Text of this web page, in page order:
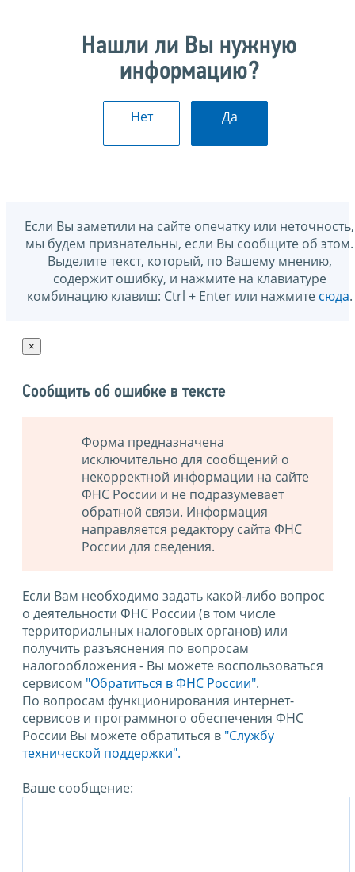
Нашли ли Вы нужную
информацию?
Нет Да
Если Вы заметили на сайте опечатку или неточность,
мы будем признательны, если Вы сообщите об этом.
Выделите текст, который, по Вашему мнению,
содержит ошибку, и нажмите на клавиатуре
комбинацию клавиш: Ctrl + Enter или нажмите сюда.
×
Сообщить об ошибке в тексте
Форма предназначена
исключительно для сообщений о
некорректной информации на сайте
ФНС России и не подразумевает
обратной связи. Информация
направляется редактору сайта ФНС
России для сведения.
Если Вам необходимо задать какой-либо вопрос
о деятельности ФНС России (в том числе
территориальных налоговых органов) или
получить разъяснения по вопросам
налогообложения - Вы можете воспользоваться
сервисом "Обратиться в ФНС России".
По вопросам функционирования интернет-
сервисов и программного обеспечения ФНС
России Вы можете обратиться в "Службу
технической поддержки".
Ваше сообщение: